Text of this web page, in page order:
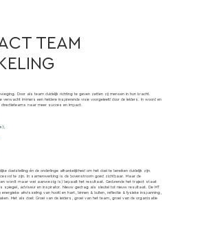
TEAM
Door als team duidelijk richting te geven zetten zij mensen in hun kracht.
verwacht immers een heldere inspirerende visie voorgeleefd door de leiders. In woord en
directieteams naar meer succes en impact.
doelstelling én de onderlinge afhankelijkheid om het doel te bereiken duidelijk zijn.
te zijn. In samenwerking is de bovenstroom goed zichtbaar. Maar de
wordt maar wel aanwezig is) bepaalt het resultaat. Gedurende het traject staat
spiegel, adviseur en inspirator. Nieuw gedrag als sleutel tot nieuw resultaat. De MT
energieke afwisseling van hoofd en hart, binnen & buiten, reflectie & fysieke inspanning,
Met als doel: Groei van de leiders, groei van het team, groei van de organisatie